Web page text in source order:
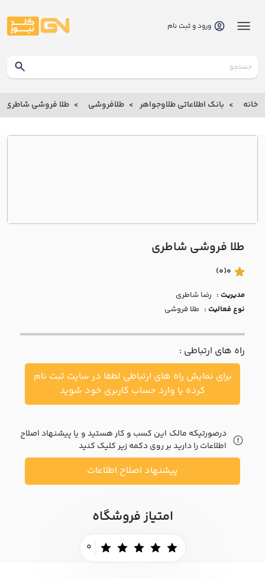
بانک
بانک
اطلاعاتی
درباره
با ما
مقالات
اخبار
پرسش
متداول
خواست
ورود و ثبت نام
خانه بانک اطلاعاتی طلاوجواهر طلافروشی طلا فروشی شاطري
طلا فروشی شاطري
0
(0)
مدیریت : رضا شاطري
نوع فعالیت : طلا فروشی
راه های ارتباطی :
برای نمایش راه های ارتباطی لطفا در سایت ثبت نام
کرده یا وارد حساب کاربری خود شوید
درصورتیکه مالک این کسب و کار هستید و یا پیشنهاد اصلاح
اطلاعات را دارید بر روی دکمه زیر کلیک کنید
پیشنهاد اصلاح اطلاعات
امتیاز فروشگاه
0